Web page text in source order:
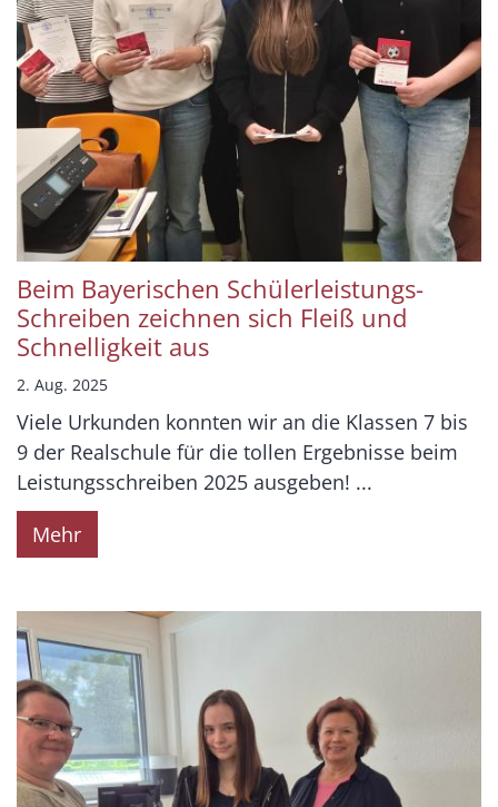
Beim Bayerischen Schülerleistungs-
Schreiben zeichnen sich Fleiß und
Schnelligkeit aus
2. Aug. 2025
Viele Urkunden konnten wir an die Klassen 7 bis
9 der Realschule für die tollen Ergebnisse beim
Leistungsschreiben 2025 ausgeben! ...
Mehr